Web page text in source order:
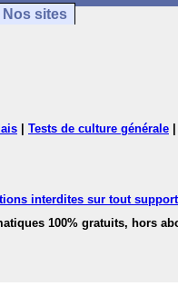
Nos sites
Tests de culture générale
interdites sur tout
100% gratuits, hors